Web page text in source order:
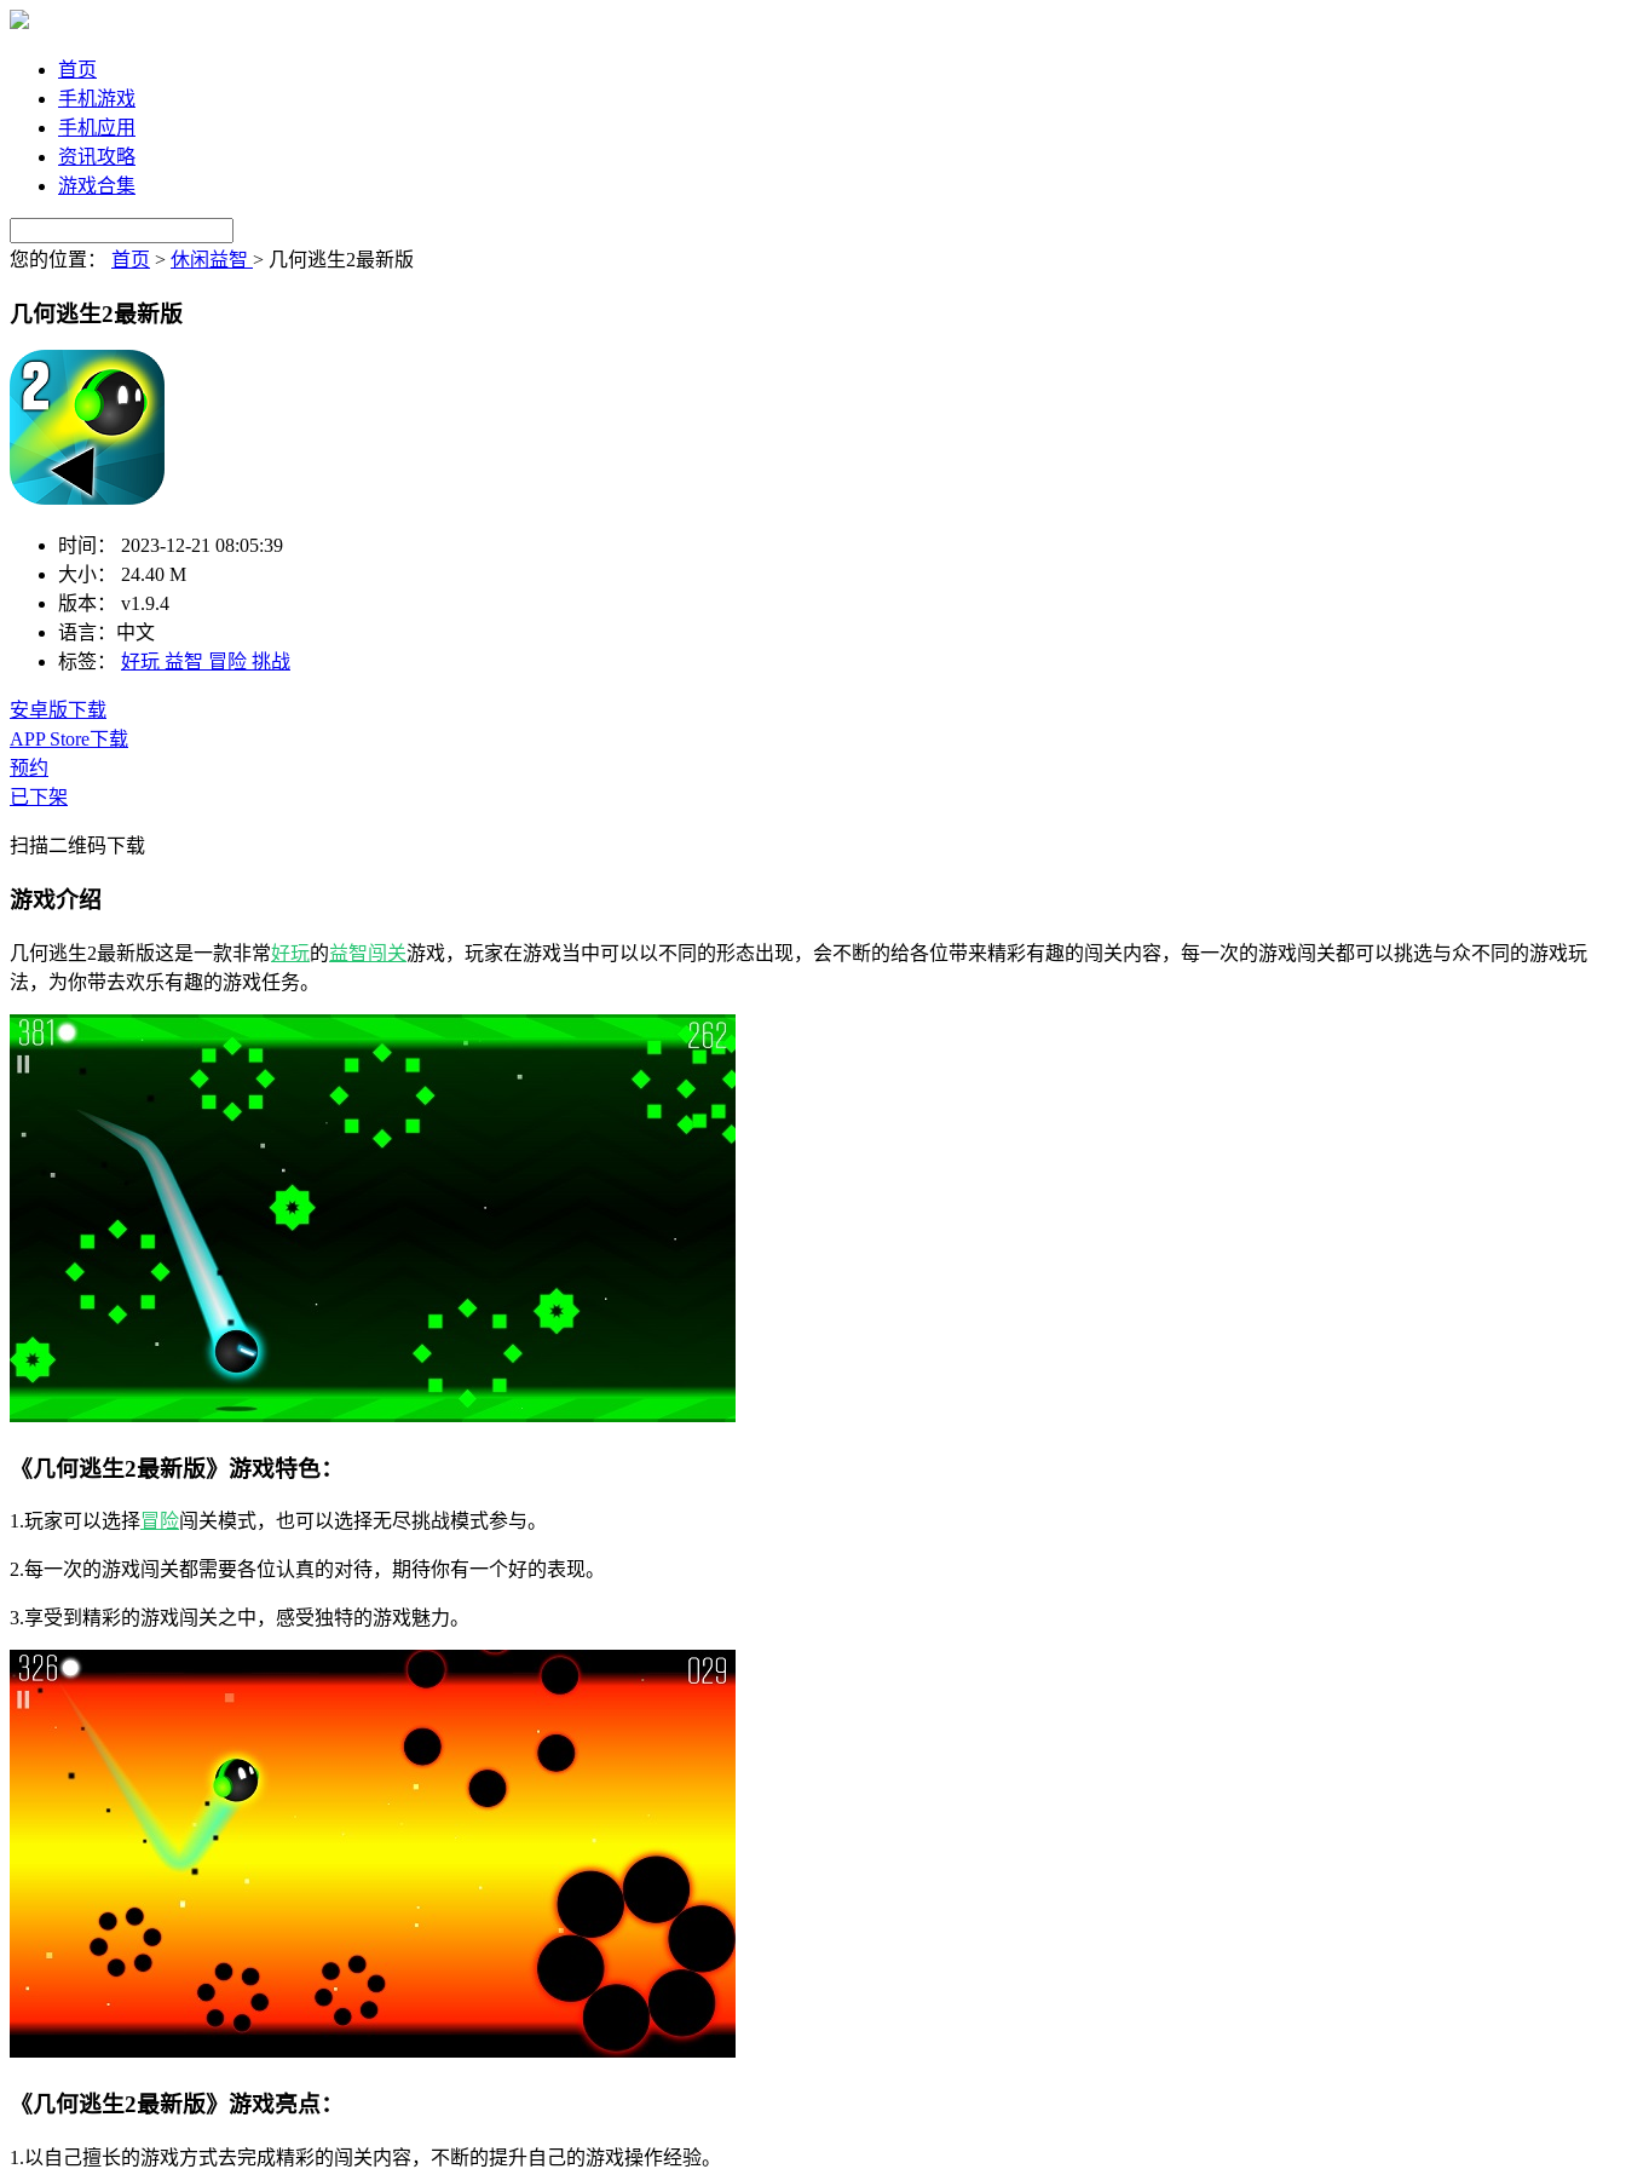
首页
手机游戏
手机应用
资讯攻略
游戏合集
您的位置： 首页 > 休闲益智 > 几何逃生2最新版
几何逃生2最新版
时间：
2023-12-21 08:05:39
大小：
24.40 M
版本：
v1.9.4
语言： 中文
标签：
好玩 益智 冒险 挑战
安卓版下载
APP Store下载
预约
已下架
扫描二维码下载
游戏介绍
几何逃生2最新版这是一款非常好玩的益智闯关游戏，玩家在游戏当中可以以不同的形态出现，会不断的给各位带来精彩有趣的闯关内容，每一次的游戏闯关都可以挑选与众不同的游戏玩
法，为你带去欢乐有趣的游戏任务。
《几何逃生2最新版》游戏特色：
1.玩家可以选择冒险闯关模式，也可以选择无尽挑战模式参与。
2.每一次的游戏闯关都需要各位认真的对待，期待你有一个好的表现。
3.享受到精彩的游戏闯关之中，感受独特的游戏魅力。
《几何逃生2最新版》游戏亮点：
1.以自己擅长的游戏方式去完成精彩的闯关内容，不断的提升自己的游戏操作经验。